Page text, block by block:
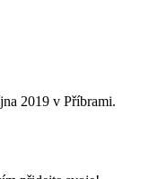
2019 v Příbrami.